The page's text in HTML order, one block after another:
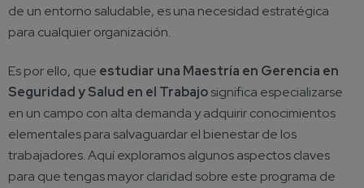
de un entorno saludable, es una necesidad estratégica
para cualquier organización.
Es por ello, que estudiar una Maestría en Gerencia en
Seguridad y Salud en el Trabajosignifica especializarse
en un campo con alta demanda y adquirir conocimientos
elementales para salvaguardar el bienestar de los
trabajadores. Aquí exploramos algunos aspectos claves
para que tengas mayor claridad sobre este programa de